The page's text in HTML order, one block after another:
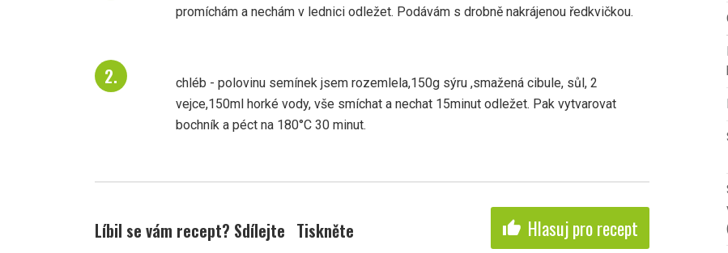
promíchám a nechám v lednici odležet. Podávám s drobně nakrájenou ředkvičkou.
chléb - polovinu semínek jsem rozemlela,150g sýru ,smažená cibule, sůl, 2
vejce,150ml horké vody, vše smíchat a nechat 15minut odležet. Pak vytvarovat
bochník a péct na 180°C 30 minut.
Líbil se vám recept? Sdílejte Tiskněte thumb_up Hlasuj pro recept